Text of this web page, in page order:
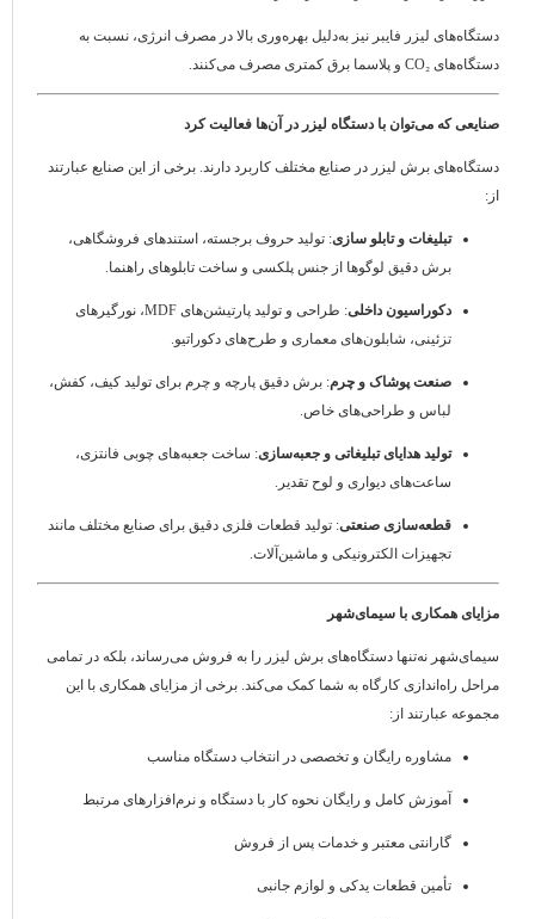
دستگاه‌های لیزر فایبر نیز به‌دلیل بهره‌وری بالا در مصرف انرژی، نسبت به
دستگاه‌های CO₂ و پلاسما برق کمتری مصرف می‌کنند.
صنایعی که می‌توان با دستگاه لیزر در آن‌ها فعالیت کرد
دستگاه‌های برش لیزر در صنایع مختلف کاربرد دارند. برخی از این صنایع عبارتند
از:
تبلیغات و تابلو سازی: تولید حروف برجسته، استندهای فروشگاهی،
برش دقیق لوگوها از جنس پلکسی و ساخت تابلوهای راهنما.
دکوراسیون داخلی
: طراحی و تولید پارتیشن‌های MDF، نورگیرهای
تزئینی، شابلون‌های معماری و طرح‌های دکوراتیو.
صنعت پوشاک و چرم: برش دقیق پارچه و چرم برای تولید کیف، کفش،
لباس و طراحی‌های خاص.
تولید هدایای تبلیغاتی و جعبه‌سازی: ساخت جعبه‌های چوبی فانتزی،
ساعت‌های دیواری و لوح تقدیر.
قطعه‌سازی صنعتی: تولید قطعات فلزی دقیق برای صنایع مختلف مانند
تجهیزات الکترونیکی و ماشین‌آلات.
مزایای همکاری با سیمای‌شهر
سیمای‌شهر نه‌تنها دستگاه‌های برش لیزر را به فروش می‌رساند، بلکه در تمامی
مراحل راه‌اندازی کارگاه به شما کمک می‌کند. برخی از مزایای همکاری با این
مجموعه عبارتند از:
مشاوره رایگان و تخصصی در انتخاب دستگاه مناسب
آموزش کامل و رایگان نحوه کار با دستگاه و نرم‌افزارهای مرتبط
گارانتی معتبر و خدمات پس از فروش
تأمین قطعات یدکی و لوازم جانبی